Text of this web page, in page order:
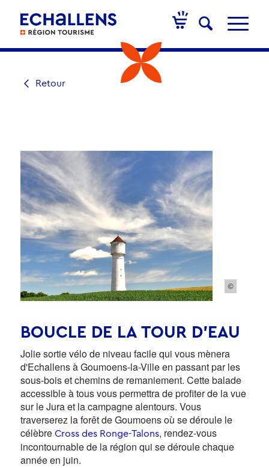
Retour
©
BOUCLE DE LA TOUR D’EAU
Jolie sortie vélo de niveau facile qui vous mènera
d'Echallens à Goumoens-la-Ville en passant par les
sous-bois et chemins de remaniement. Cette balade
accessible à tous vous permettra de profiter de la vue
sur le Jura et la campagne alentours. Vous
traverserez la forêt de Goumoens où se déroule le
célèbreCross des Ronge-Talons, rendez-vous
incontournable de la région qui se déroule chaque
année en juin.